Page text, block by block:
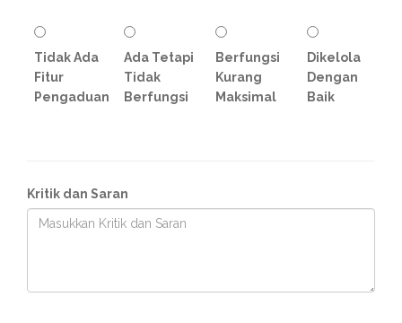
Tidak Ada
Fitur
Pengaduan
Ada Tetapi
Tidak
Berfungsi
Berfungsi
Kurang
Maksimal
Dikelola
Dengan
Baik
Kritik dan Saran